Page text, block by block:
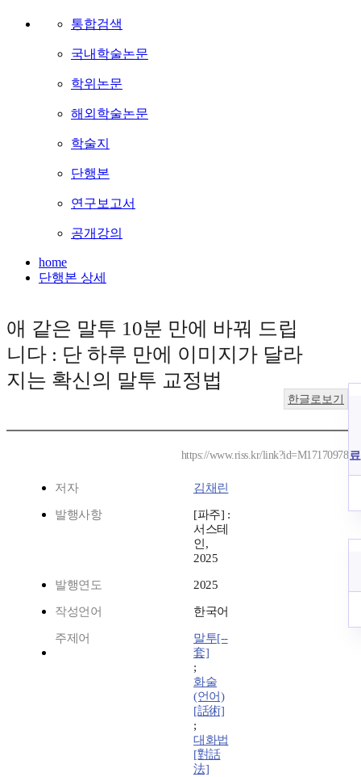
통합검색
국내학술논문
학위논문
해외학술논문
학술지
단행본
연구보고서
공개강의
home
단행본 상세
애 같은 말투 10분 만에 바꿔 드립
니다 : 단 하루 만에 이미지가 달라
지는 확신의 말투 교정법
한글로보기
https://www.riss.kr/link?id=M17170978
저자 김채린
발행사항
[파주] :
서스테
인,
2025
발행연도 2025
작성언어 한국어
주제어
말투[--
套]
;
화술
(언어)
[話術]
;
대화법
[對話
法]
료